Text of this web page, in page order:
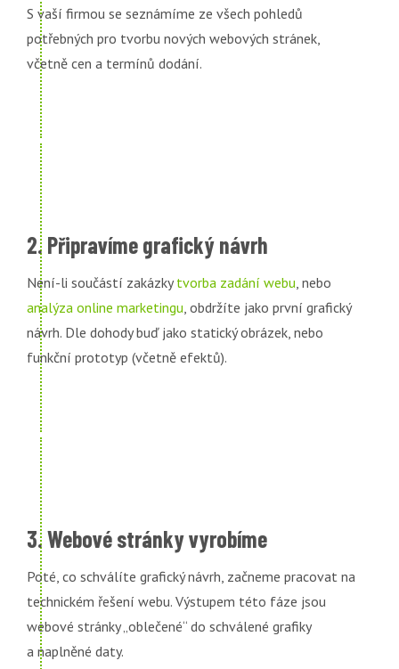
S vaší firmou se seznámíme ze všech pohledů
potřebných pro tvorbu nových webových stránek,
včetně cen a termínů dodání.
2. Připravíme grafický návrh
Není-li součástí zakázkytvorba zadání webu, nebo
analýza online marketingu, obdržíte jako první grafický
návrh. Dle dohody buď jako statický obrázek, nebo
funkční prototyp (včetně efektů).
3. Webové stránky vyrobíme
Poté, co schválíte grafický návrh, začneme pracovat na
technickém řešení webu. Výstupem této fáze jsou
webové stránky „oblečené“ do schválené grafiky
a naplněné daty.